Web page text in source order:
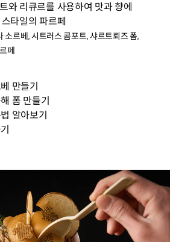
와 리큐르를 사용하여 맛과 향에
타일의 파르페
소르베, 시트러스 콤포트, 샤르트뢰즈 폼,
페
만들기
폼 만들기
알아보기